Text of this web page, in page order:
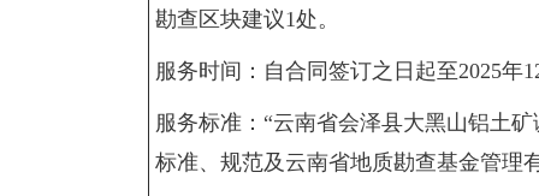
勘查区块建议1处。
服务时间：自合同签订之日起至2025年
服务标准：“云南省会泽县大黑山铝土
标准、规范及云南省地质勘查基金管理